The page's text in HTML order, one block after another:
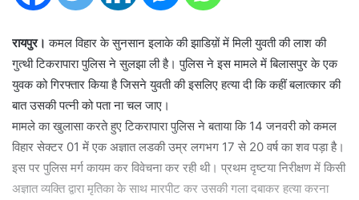
रायपुर। कमल विहार के सुनसान इलाके की झाडिय़ों में मिली युवती की लाश की
गुत्थी टिकरापारा पुलिस ने सुलझा ली है। पुलिस ने इस मामले में बिलासपुर के एक
युवक को गिरफ्तार किया है जिसने युवती की इसलिए हत्या दी कि कहीं बलात्कार की
बात उसकी पत्नी को पता ना चल जाए।
मामले का खुलासा करते हुए टिकरापारा पुलिस ने बताया कि 14 जनवरी को कमल
विहार सेक्टर 01 में एक अज्ञात लडकी उम्र लगभग 17 से 20 वर्ष का शव पड़ा है।
इस पर पुलिस मर्ग कायम कर विवेचना कर रही थी। प्रथम दृष्टया निरीक्षण में किसी
अज्ञात व्यक्ति द्वारा मृतिका के साथ मारपीट कर उसकी गला दबाकर हत्या करना